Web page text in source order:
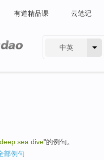
有道精品课 云笔记
中英
deep sea dive"的例句。
部例句